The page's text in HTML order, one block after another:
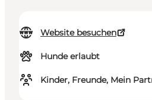
Website besuchen
Hunde erlaubt
Kinder, Freunde, Mein